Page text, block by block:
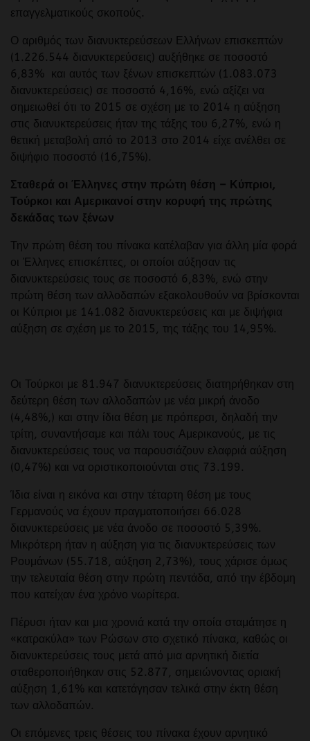
επαγγελματικούς σκοπούς.
Ο αριθμός των διανυκτερεύσεων Ελλήνων επισκεπτών
(1.226.544 διανυκτερεύσεις) αυξήθηκε σε ποσοστό
6,83% και αυτός των ξένων επισκεπτών (1.083.073
διανυκτερεύσεις) σε ποσοστό 4,16%, ενώ αξίζει να
σημειωθεί ότι το 2015 σε σχέση με το 2014 η αύξηση
στις διανυκτερεύσεις ήταν της τάξης του 6,27%, ενώ η
θετική μεταβολή από το 2013 στο 2014 είχε ανέλθει σε
διψήφιο ποσοστό (16,75%).
Σταθερά οι Έλληνες στην πρώτη θέση – Κύπριοι,
Τούρκοι και Αμερικανοί στην κορυφή της πρώτης
δεκάδας των ξένων
Την πρώτη θέση του πίνακα κατέλαβαν για άλλη μία φορά
οι Έλληνες επισκέπτες, οι οποίοι αύξησαν τις
διανυκτερεύσεις τους σε ποσοστό 6,83%, ενώ στην
πρώτη θέση των αλλοδαπών εξακολουθούν να βρίσκονται
οι Κύπριοι με 141.082 διανυκτερεύσεις και με διψήφια
αύξηση σε σχέση με το 2015, της τάξης του 14,95%.
Οι Τούρκοι με 81.947 διανυκτερεύσεις διατηρήθηκαν στη
δεύτερη θέση των αλλοδαπών με νέα μικρή άνοδο
(4,48%,) και στην ίδια θέση με πρόπερσι, δηλαδή την
τρίτη, συναντήσαμε και πάλι τους Αμερικανούς, με τις
διανυκτερεύσεις τους να παρουσιάζουν ελαφριά αύξηση
(0,47%) και να οριστικοποιούνται στις 73.199.
Ίδια είναι η εικόνα και στην τέταρτη θέση με τους
Γερμανούς να έχουν πραγματοποιήσει 66.028
διανυκτερεύσεις με νέα άνοδο σε ποσοστό 5,39%.
Μικρότερη ήταν η αύξηση για τις διανυκτερεύσεις των
Ρουμάνων (55.718, αύξηση 2,73%), τους χάρισε όμως
την τελευταία θέση στην πρώτη πεντάδα, από την έβδομη
που κατείχαν ένα χρόνο νωρίτερα.
Πέρυσι ήταν και μια χρονιά κατά την οποία σταμάτησε η
«κατρακύλα» των Ρώσων στο σχετικό πίνακα, καθώς οι
διανυκτερεύσεις τους μετά από μια αρνητική διετία
σταθεροποιήθηκαν στις 52.877, σημειώνοντας οριακή
αύξηση 1,61% και κατετάγησαν τελικά στην έκτη θέση
των αλλοδαπών.
Οι επόμενες τρεις θέσεις του πίνακα έχουν αρνητικό